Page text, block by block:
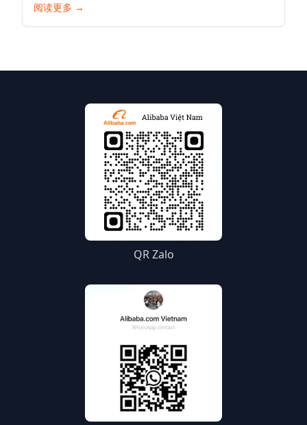
销售之旅的详细指南。
阅读更多 →
QR Zalo